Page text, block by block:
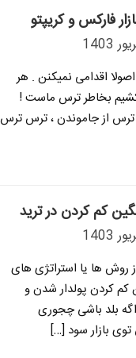
اقدامی نمیکنن . هر
بخاطر ترس ماست !
از جاموندن ، ترس ترس
کم کردن در ترید
روش ها یا استراتژی های
کم کردن پولدار شدن و
بلد باشی چجوری
توی بازار سود […]